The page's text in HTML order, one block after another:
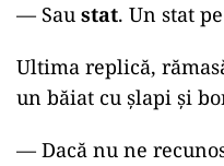
— Sau stat. Un stat
Ultima replică,
un băiat cu șlapi și
— Dacă nu ne